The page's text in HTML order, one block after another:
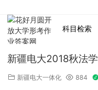
科目检索
新疆电大2018秋法
新疆电大一体化 884